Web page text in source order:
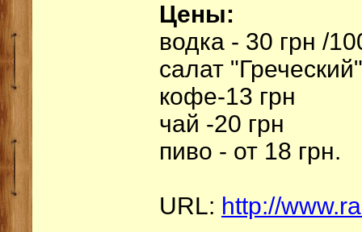
Цены:
водка - 30 грн /
салат
кофе-13 грн
чай -20 грн
пиво - от 18 грн.
URL: http://